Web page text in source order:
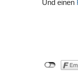
Und einen